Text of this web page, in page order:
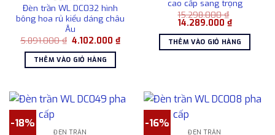
Đèn trần WL DC032 hình
bông hoa rủ kiểu dáng châu
Âu
5.891.000₫ Giá
là:
5.891.000 ₫.
4.102.000₫Giá
hiện
THÊM VÀO GIỎ HÀNG
cao cấp sang trọng
15.298.000₫
Giá
là:
15.298.000 ₫.
14.289.000 ₫Giá
hiện
tại
là:
THÊM VÀO GIỎ HÀNG
-18%
ĐÈN TRẦN
-16%
ĐÈN TRẦN